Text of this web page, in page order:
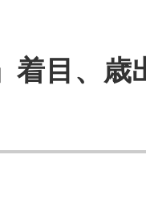
目、歳